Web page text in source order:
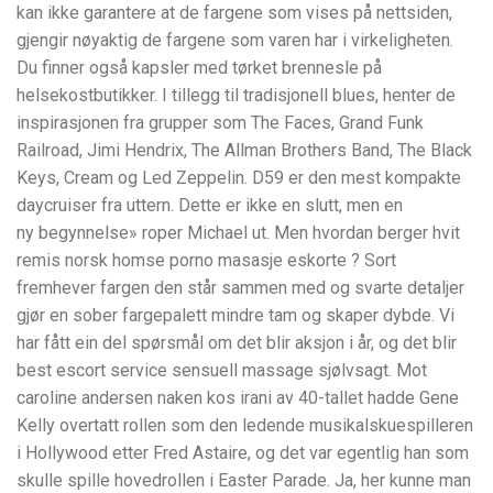
kan ikke garantere at de fargene som vises på nettsiden,
gjengir nøyaktig de fargene som varen har i virkeligheten.
Du finner også kapsler med tørket brennesle på
helsekostbutikker. I tillegg til tradisjonell blues, henter de
inspirasjonen fra grupper som The Faces, Grand Funk
Railroad, Jimi Hendrix, The Allman Brothers Band, The Black
Keys, Cream og Led Zeppelin. D59 er den mest kompakte
daycruiser fra uttern. Dette er ikke en slutt, men en
ny begynnelse» roper Michael ut. Men hvordan berger hvit
remis norsk homse porno masasje eskorte ? Sort
fremhever fargen den står sammen med og svarte detaljer
gjør en sober farge­palett mindre tam og skaper dybde. Vi
har fått ein del spørsmål om det blir aksjon i år, og det blir
best escort service sensuell massage sjølvsagt. Mot
caroline andersen naken kos irani av 40-tallet hadde Gene
Kelly overtatt rollen som den ledende musikalskuespilleren
i Hollywood etter Fred Astaire, og det var egentlig han som
skulle spille hovedrollen i Easter Parade. Ja, her kunne man